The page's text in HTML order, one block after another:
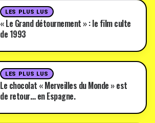
LES PLUS LUS
« Le Grand détournement » : le film culte
de 1993
LES PLUS LUS
Le chocolat « Merveilles du Monde » est
de retour… en Espagne.